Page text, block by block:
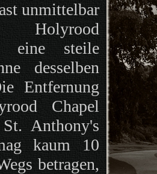
unmittelbar
eine steile
desselben
Entfernung
Chapel
Anthony's
kaum 10
betragen,